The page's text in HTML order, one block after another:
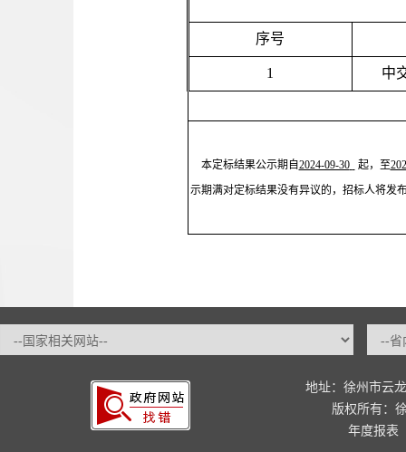
序号
1 中
本定标结果公示期自2024-09-30 起，至
示期满对定标结果没有异议的，招标人将发
地址：徐州市云
版权所有：
年度报表